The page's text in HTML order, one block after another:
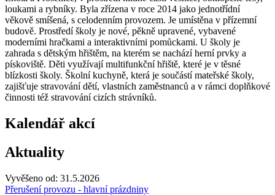
loukami a rybníky. Byla zřízena v roce 2014 jako jednotřídní
věkově smíšená, s celodenním provozem. Je umístěna v přízemní
budově. Prostředí školy je nové, pěkně upravené, vybavené
moderními hračkami a interaktivními pomůckami. U školy je
zahrada s dětským hřištěm, na kterém se nachází herní prvky a
pískoviště. Děti využívají multifunkční hřiště, které je v těsné
blízkosti školy. Školní kuchyně, která je součástí mateřské školy,
zajišťuje stravování dětí, vlastních zaměstnanců a v rámci doplňkové
činnosti též stravování cizích strávníků.
Kalendář akcí
Aktuality
Vyvěšeno od: 31.5.2026
Přerušení provozu - hlavní prázdniny